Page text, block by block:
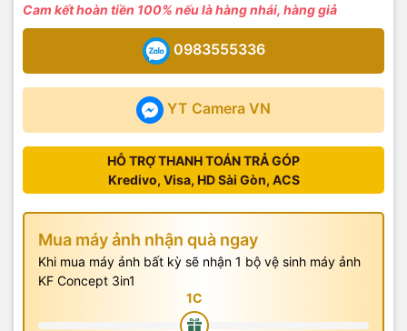
Cam kết hoàn tiền 100% nếu là hàng nhái, hàng giả
YT Camera VN
0983555336
HỖ TRỢ THANH TOÁN TRẢ GÓP
Kredivo, Visa, HD Sài Gòn, ACS
Mua máy ảnh nhận quà ngay
Khi mua máy ảnh bất kỳ sẽ nhận 1 bộ vệ sinh máy ảnh
KF Concept 3in1